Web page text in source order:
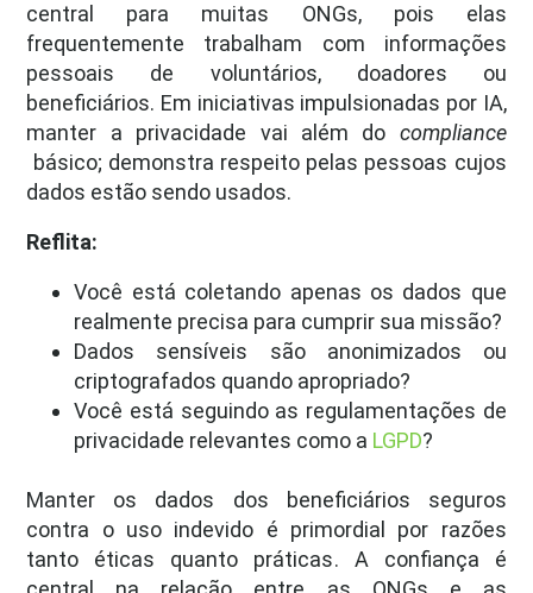
central para muitas ONGs, pois elas
frequentemente trabalham com informações
pessoais de voluntários, doadores ou
beneficiários. Em iniciativas impulsionadas por IA,
manter a privacidade vai além do compliance
básico; demonstra respeito pelas pessoas cujos
dados estão sendo usados.
Reflita:
Você está coletando apenas os dados que
realmente precisa para cumprir sua missão?
Dados sensíveis são anonimizados ou
criptografados quando apropriado?
Você está seguindo as regulamentações de
privacidade relevantes como a LGPD?
Manter os dados dos beneficiários seguros
contra o uso indevido é primordial por razões
tanto éticas quanto práticas. A confiança é